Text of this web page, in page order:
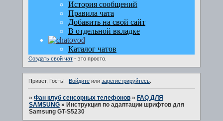
Создать свой чат- это просто.
Привет, Гость! Войдите илизарегистрируйтесь
» Фан клуб сенсорных телефонов » FAQ ДЛЯ
SAMSUNG » Инструкция по адаптации шрифтов для
Samsung GT-S5230